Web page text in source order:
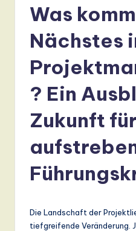
G
m
Was
Nächstes
? Ein
Zukunft für
Die Landschaft der
tiefgreifende Veränderung.